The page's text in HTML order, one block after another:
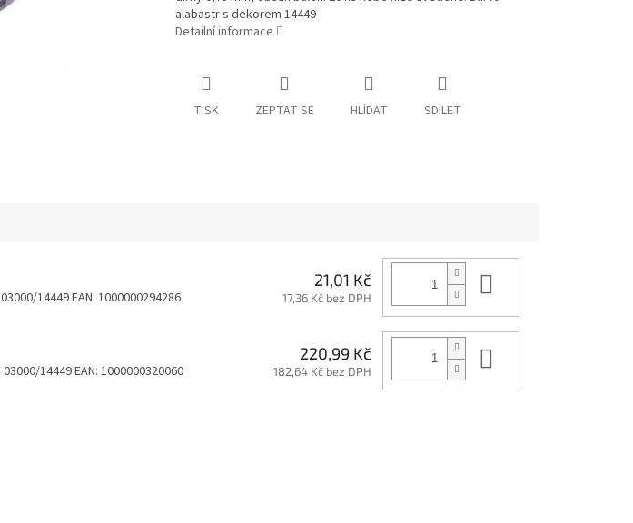
alabastr s dekorem 14449
Detailní informace
TISK ZEPTAT SE HLÍDAT SDÍLET
14449EAN: 1000000294286
21,01 Kč
17,36 Kč bez DPH
03000/14449EAN: 1000000320060
220,99 Kč
182,64 Kč bez DPH